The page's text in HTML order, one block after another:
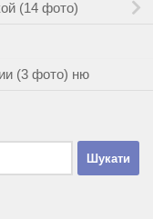
(14 фото)
(3 фото) ню